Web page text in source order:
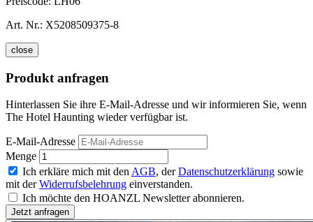
Art. Nr.: X5208509375-8
close
Produkt anfragen
Hinterlassen Sie ihre E-Mail-Adresse und wir informieren Sie, wenn
The Hotel Haunting wieder verfügbar ist.
E-Mail-Adresse
Menge
Ich erkläre mich mit den AGB, derDatenschutzerklärung sowie
mit derWiderrufsbelehrung einverstanden.
Ich möchte den HOANZL Newsletter abonnieren.